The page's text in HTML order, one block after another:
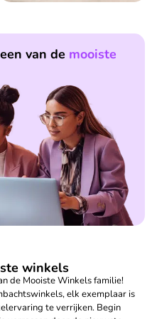
van de mooiste
winkels
de Mooiste Winkels familie!
elk exemplaar is
te verrijken. Begin